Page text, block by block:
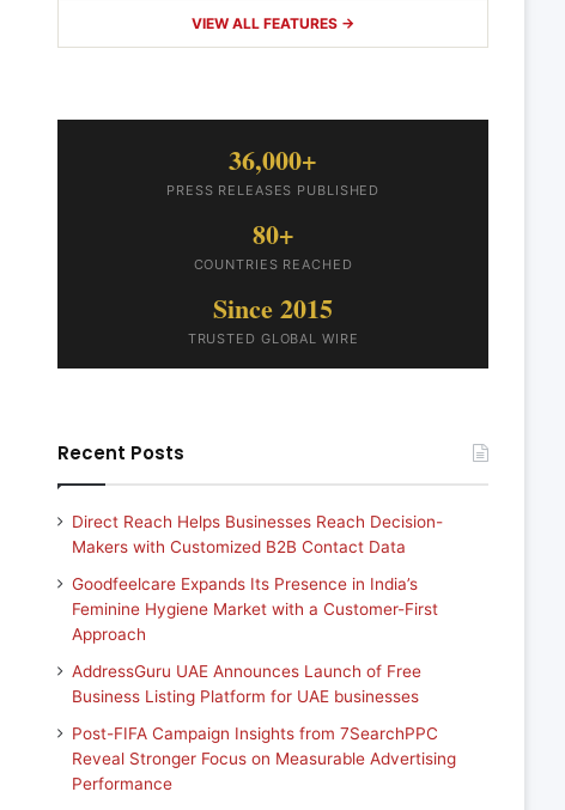
VIEW ALL FEATURES →
36,000+
PRESS RELEASES PUBLISHED
80+
COUNTRIES REACHED
Since 2015
TRUSTED GLOBAL WIRE
Recent Posts
Direct Reach Helps Businesses Reach Decision-
Makers with Customized B2B Contact Data
Goodfeelcare Expands Its Presence in India’s
Feminine Hygiene Market with a Customer-First
Approach
AddressGuru UAE Announces Launch of Free
Business Listing Platform for UAE businesses
Post-FIFA Campaign Insights from 7SearchPPC
Reveal Stronger Focus on Measurable Advertising
Performance